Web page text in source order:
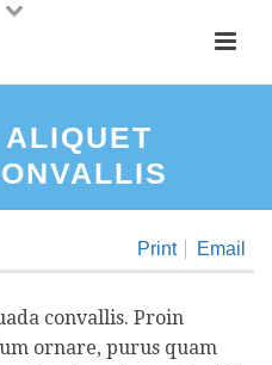
Print Email
convallis. Proin
ornare, purus quam